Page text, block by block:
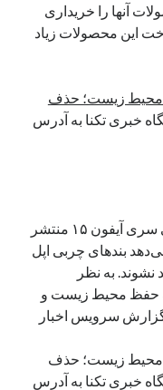
آنها را خریداری
این محصولات زیاد
محیط زیست؛ حذف
خبری تکنا به آدرس
پیش از این خبر حذف کیس‌های چرمی سری آیفون ۱۵ منتشر
بندهای چربی اپل
نشوند. به نظر
حفظ محیط زیست و
سرویس اخبار
محیط زیست؛ حذف
خبری تکنا به آدرس